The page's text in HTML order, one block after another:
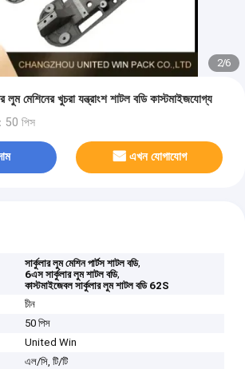
2/6
মেশিনের খুচরা যন্ত্রাংশ শাটল বডি কাস্টমাইজযোগ্য
50 পিস
এখন যোগাযোগ
সার্কুলার লুম মেশিন পার্টস শাটল বডি,
6এস সার্কুলার লুম শাটল বডি,
কাস্টমাইজেবল সার্কুলার লুম শাটল বডি 62S
চীন
50 পিস
United Win
এল/সি, টি/টি